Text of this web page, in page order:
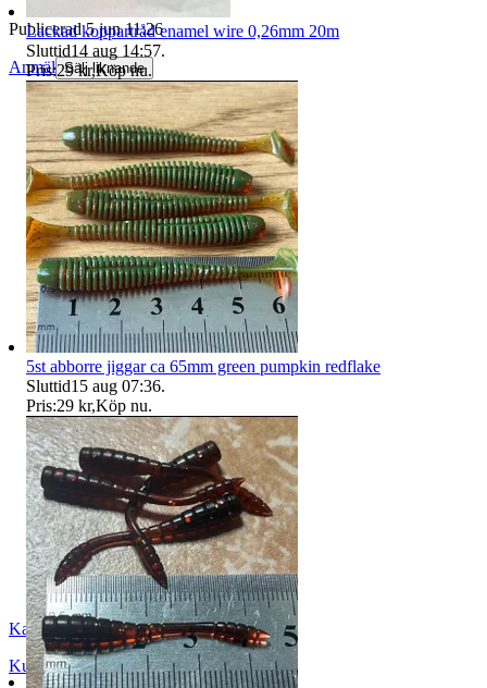
Publicerad 5 jun 11:26
Anmäl Sälj liknande
Kamel
Kumla,Sverige
Lackad koppartråd enamel wire 0,26mm 20m
Sluttid14 aug 14:57.
Pris:29 kr,Köp nu.
5st abborre jiggar ca 65mm green pumpkin redflake
Sluttid15 aug 07:36.
Pris:29 kr,Köp nu.